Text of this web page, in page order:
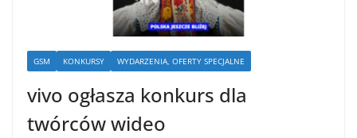
GSM KONKURSY WYDARZENIA, OFERTY SPECJALNE
vivo ogłasza konkurs dla
twórców wideo